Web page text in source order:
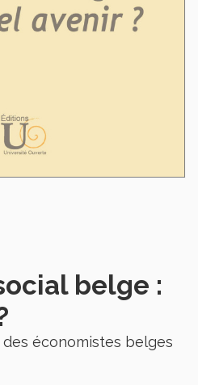
belge :
économistes belges